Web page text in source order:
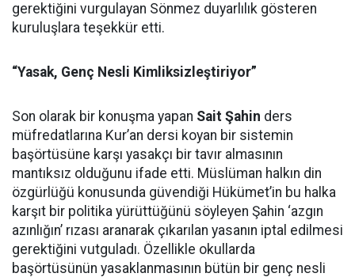
gerektiğini vurgulayan Sönmez duyarlılık gösteren
kuruluşlara teşekkür etti.
“Yasak, Genç Nesli Kimliksizleştiriyor”
Son olarak bir konuşma yapan Sait Şahin ders
müfredatlarına Kur’an dersi koyan bir sistemin
başörtüsüne karşı yasakçı bir tavır almasının
mantıksız olduğunu ifade etti. Müslüman halkın din
özgürlüğü konusunda güvendiği Hükümet’in bu halka
karşıt bir politika yürüttüğünü söyleyen Şahin ‘azgın
azınlığın’ rızası aranarak çıkarılan yasanın iptal edilmesi
gerektiğini vutguladı. Özellikle okullarda
başörtüsünün yasaklanmasının bütün bir genç nesli